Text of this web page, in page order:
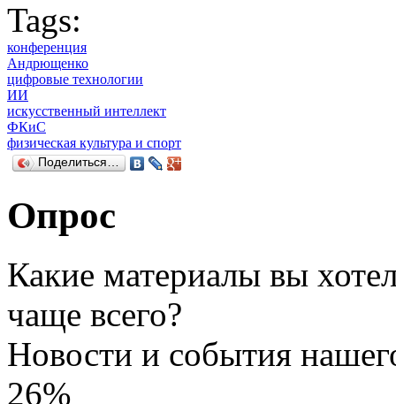
Tags:
конференция
Андрющенко
цифровые технологии
ИИ
искусственный интеллект
ФКиС
физическая культура и спорт
Поделиться…
Опрос
Какие материалы вы
чаще всего?
Новости и события
26%